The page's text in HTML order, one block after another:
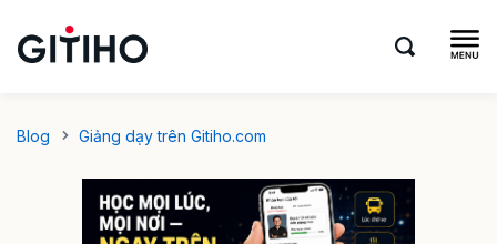
Blog Giảng dạy trên Gitiho.com